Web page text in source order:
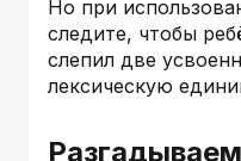
Но при
следите, чтобы
слепил две
лексическую